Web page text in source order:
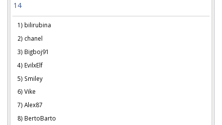
14
1) bilirubina
2) chanel
3) Bigboj91
4) EvilxElf
5) Smiley
6) Vike
7) Alex87
8) BertoBarto